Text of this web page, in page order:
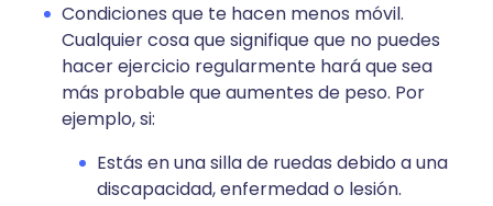
Condiciones que te hacen menos móvil.
Cualquier cosa que signifique que no puedes
hacer ejercicio regularmente hará que sea
más probable que aumentes de peso. Por
ejemplo, si:
Estás en una silla de ruedas debido a una
discapacidad, enfermedad o lesión.